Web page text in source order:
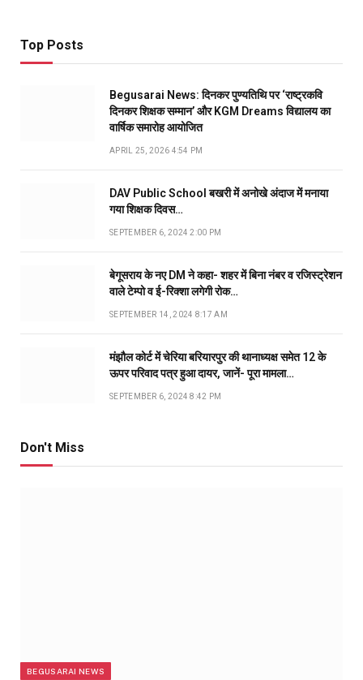
Top Posts
Begusarai News: दिनकर पुण्यतिथि पर ‘राष्ट्रकवि
दिनकर शिक्षक सम्मान’ और KGM Dreams विद्यालय का
वार्षिक समारोह आयोजित
APRIL 25, 2026 4:54 PM
DAV Public School बखरी में अनोखे अंदाज में मनाया
गया शिक्षक दिवस…
SEPTEMBER 6, 2024 2:00 PM
बेगूसराय के नए DM ने कहा- शहर में बिना नंबर व रजिस्ट्रेशन
वाले टेम्पो व ई-रिक्शा लगेगी रोक…
SEPTEMBER 14, 2024 8:17 AM
मंझौल कोर्ट में चेरिया बरियारपुर की थानाध्यक्ष समेत 12 के
ऊपर परिवाद पत्र हुआ दायर, जानें- पूरा मामला…
SEPTEMBER 6, 2024 8:42 PM
Don't Miss
BEGUSARAI NEWS